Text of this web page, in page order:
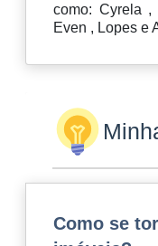
como: Cyrela
Even , Lopes e
Como se